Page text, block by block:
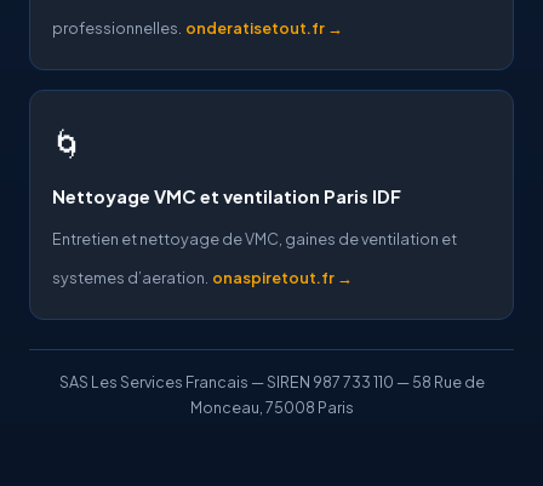
professionnelles. onderatisetout.fr →
🌀
Nettoyage VMC et ventilation Paris IDF
Entretien et nettoyage de VMC, gaines de ventilation et
systemes d’aeration. onaspiretout.fr →
SAS Les Services Francais — SIREN 987 733 110 — 58 Rue de
Monceau, 75008 Paris